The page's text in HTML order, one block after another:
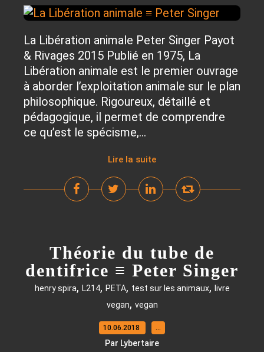
La Libération animale Peter Singer Payot
& Rivages 2015 Publié en 1975, La
Libération animale est le premier ouvrage
à aborder l’exploitation animale sur le plan
philosophique. Rigoureux, détaillé et
pédagogique, il permet de comprendre
ce qu’est le spécisme,...
Lire la suite
Théorie du tube de
dentifrice ≡ Peter Singer
henry spira, L214, PETA, test sur les animaux, livre
vegan, vegan
10.06.2018 …
Par Lybertaire